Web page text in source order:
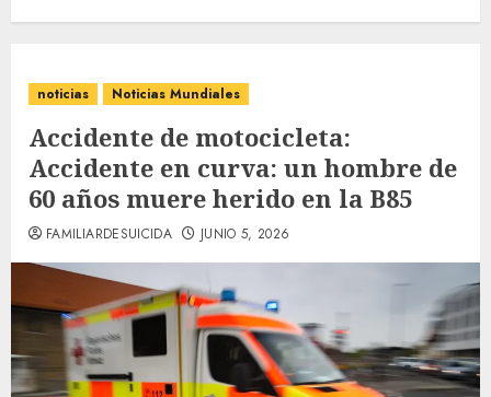
noticias Noticias Mundiales
Accidente de motocicleta:
Accidente en curva: un hombre de
60 años muere herido en la B85
FAMILIARDESUICIDA JUNIO 5, 2026